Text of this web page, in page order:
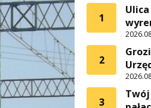
1
2
3
Twój